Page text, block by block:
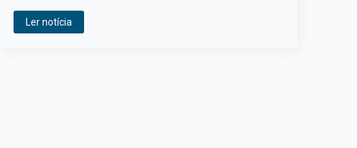
Ler notícia